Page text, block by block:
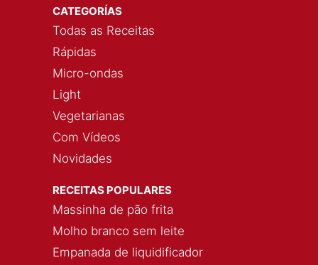
CATEGORÍAS
Todas as Receitas
Rápidas
Micro-ondas
Light
Vegetarianas
Com Vídeos
Novidades
RECEITAS POPULARES
Massinha de pão frita
Molho branco sem leite
Empanada de liquidificador